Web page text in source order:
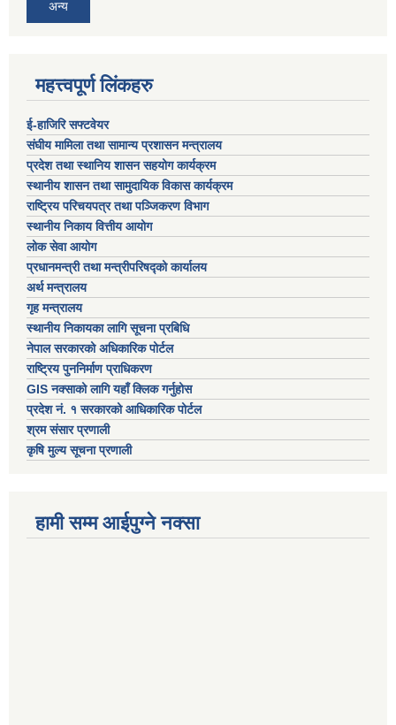
अन्य
महत्त्वपूर्ण लिंकहरु
ई-हाजिरि सफ्टवेयर
संघीय मामिला तथा सामान्य प्रशासन मन्त्रालय
प्रदेश तथा स्थानिय शासन सहयोग कार्यक्रम
स्थानीय शासन तथा सामुदायिक विकास कार्यक्रम
राष्ट्रिय परिचयपत्र तथा पञ्जिकरण विभाग
स्थानीय निकाय वित्तीय आयोग
लोक सेवा आयोग
प्रधानमन्त्री तथा मन्त्रीपरिषद्को कार्यालय
अर्थ मन्त्रालय
गृह मन्त्रालय
स्थानीय निकायका लागि सूचना प्रबिधि
नेपाल सरकारको अधिकारिक पोर्टल
राष्ट्रिय पुननिर्माण प्राधिकरण
GIS नक्साको लागि यहाँ क्लिक गर्नुहोस
प्रदेश नं. १ सरकारको आधिकारिक पोर्टल
श्रम संसार प्रणाली
कृषि मुल्य सूचना प्रणाली
हामी सम्म आईपुग्ने नक्सा